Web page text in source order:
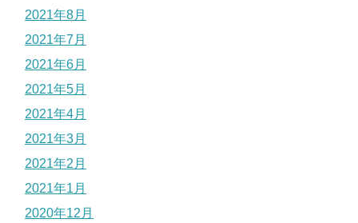
2021年8月
2021年7月
2021年6月
2021年5月
2021年4月
2021年3月
2021年2月
2021年1月
2020年12月